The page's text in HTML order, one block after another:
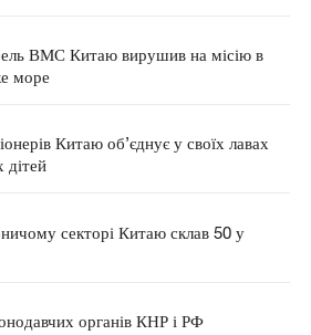
ВМС Китаю вирушив на місію в
море
Китаю об’єднує у своїх лавах
дітей
секторі Китаю склав 50 у
органів КНР і РФ